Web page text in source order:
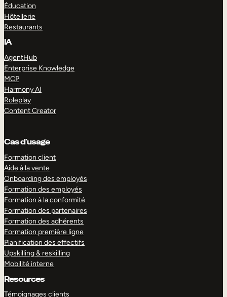
Éducation
Hôtellerie
Restaurants
IA
AgentHub
Enterprise Knowledge
MCP
Harmony AI
Roleplay
Content Creator
Cas d’usage
Formation client
Aide à la vente
Onboarding des employés
Formation des employés
Formation à la conformité
Formation des partenaires
Formation des adhérents
Formation première ligne
Planification des effectifs
Upskilling & reskilling
Mobilité interne
Resources
Témoignages clients